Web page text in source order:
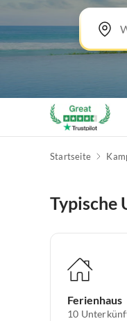
Startseite
Typische
Ferienhaus
10